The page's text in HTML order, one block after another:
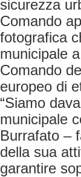
sicurezza
Comando
fotografica
municipale
Comando
europeo di
“Siamo
municipale
Burrafato –
della sua
garantire